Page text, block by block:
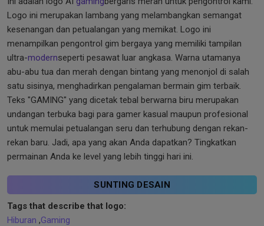
Logo ini merupakan lambang yang melambangkan semangat
kesenangan dan petualangan yang memikat. Logo ini
menampilkan pengontrol gim bergaya yang memiliki tampilan
ultra-modernseperti pesawat luar angkasa. Warna utamanya
abu-abu tua dan merah dengan bintang yang menonjol di salah
satu sisinya, menghadirkan pengalaman bermain gim terbaik.
Teks "GAMING" yang dicetak tebal berwarna biru merupakan
undangan terbuka bagi para gamer kasual maupun profesional
untuk memulai petualangan seru dan terhubung dengan rekan-
rekan baru. Jadi, apa yang akan Anda dapatkan? Tingkatkan
permainan Anda ke level yang lebih tinggi hari ini.
SUNTING DESAIN
Tags that describe that logo:
Hiburan ,Gaming